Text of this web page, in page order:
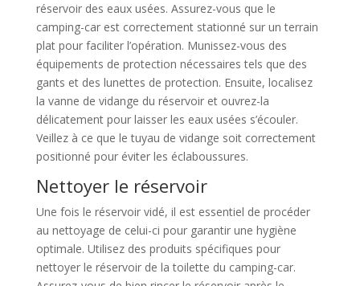
réservoir des eaux usées. Assurez-vous que le
camping-car est correctement stationné sur un terrain
plat pour faciliter l’opération. Munissez-vous des
équipements de protection nécessaires tels que des
gants et des lunettes de protection. Ensuite, localisez
la vanne de vidange du réservoir et ouvrez-la
délicatement pour laisser les eaux usées s’écouler.
Veillez à ce que le tuyau de vidange soit correctement
positionné pour éviter les éclaboussures.
Nettoyer le réservoir
Une fois le réservoir vidé, il est essentiel de procéder
au nettoyage de celui-ci pour garantir une hygiène
optimale. Utilisez des produits spécifiques pour
nettoyer le réservoir de la toilette du camping-car.